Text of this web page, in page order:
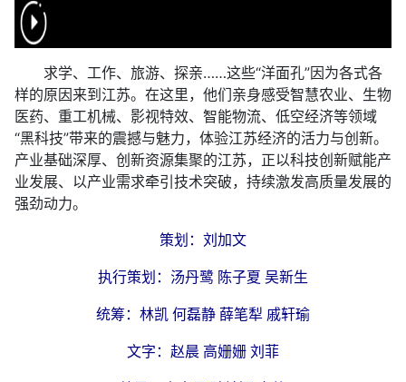
求学、工作、旅游、探亲……这些“洋面孔”因为各式各
样的原因来到江苏。在这里，他们亲身感受智慧农业、生物
医药、重工机械、影视特效、智能物流、低空经济等领域
“黑科技”带来的震撼与魅力，体验江苏经济的活力与创新。
产业基础深厚、创新资源集聚的江苏，正以科技创新赋能产
业发展、以产业需求牵引技术突破，持续激发高质量发展的
强劲动力。
策划：刘加文
执行策划：汤丹鹭 陈子夏 吴新生
统筹：林凯 何磊静 薛笔犁 戚轩瑜
文字：赵晨 高姗姗 刘菲